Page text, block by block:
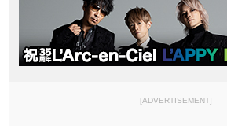
[ADVERTISEMENT]